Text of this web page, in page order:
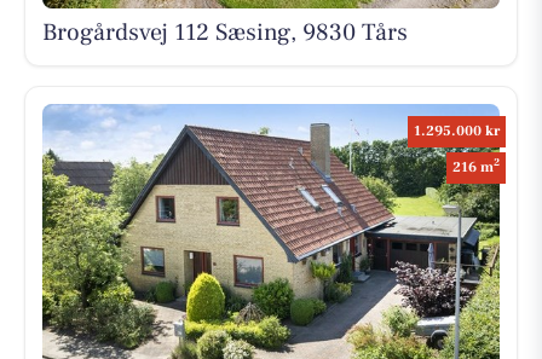
Brogårdsvej 112 Sæsing, 9830 Tårs
1.295.000 kr
216 m2